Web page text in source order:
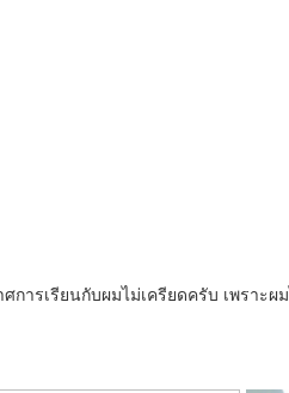
การเรียนกับผมไม่เครียดครับ เพราะ